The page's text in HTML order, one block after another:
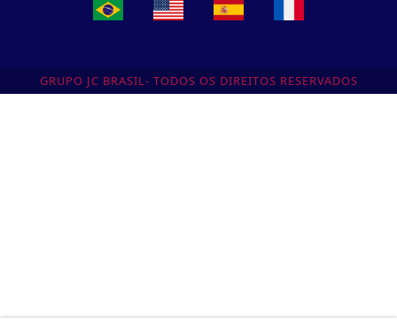
GRUPO JC BRASIL- TODOS OS DIREITOS RESERVADOS